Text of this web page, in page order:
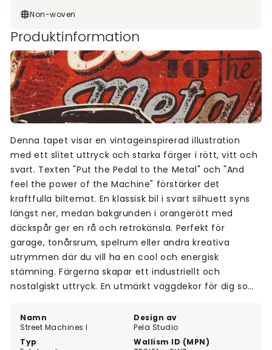
Non-woven
Produktinformation
Namn
Street Machines I
Design av
Pela Studio
Typ
Wallism ID (MPN)
Denna tapet visar en vintageinspirerad illustration
med ett slitet uttryck och starka färger i rött, vitt och
svart. Texten "Put the Pedal to the Metal" och "And
feel the power of the Machine" förstärker det
kraftfulla biltemat. En klassisk bil i svart silhuett syns
längst ner, medan bakgrunden i orangerött med
däckspår ger en rå och retrokänsla. Perfekt för
garage, tonårsrum, spelrum eller andra kreativa
utrymmen där du vill ha en cool och energisk
stämning. Färgerna skapar ett industriellt och
nostalgiskt uttryck. En utmärkt väggdekor för dig som